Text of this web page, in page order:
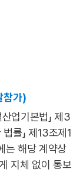
참가)
업기본법」 제3
률」 제13조제1
는 해당 계약상
지체 없이 통보